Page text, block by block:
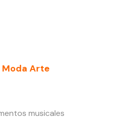
Moda Arte
musicales